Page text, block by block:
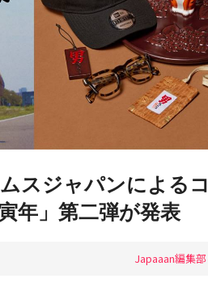
スジャパンによる
年」第二弾が発表
Japaaan編集部